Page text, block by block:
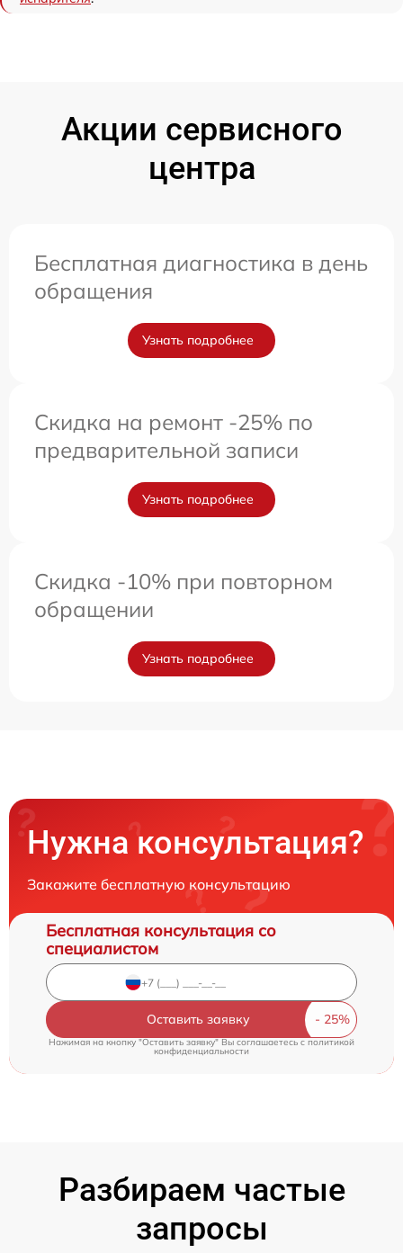
Акции сервисного
центра
Бесплатная диагностика в день
обращения
Узнать подробнее
Скидка на ремонт -25% по
предварительной записи
Узнать подробнее
Скидка -10% при повторном
обращении
Узнать подробнее
Нужна консультация?
Закажите бесплатную консультацию
Бесплатная консультация со
специалистом
Оставить заявку
Нажимая на кнопку "Оставить заявку" Вы соглашаетесь cполитикой
конфиденциальности
Разбираем частые
запросы